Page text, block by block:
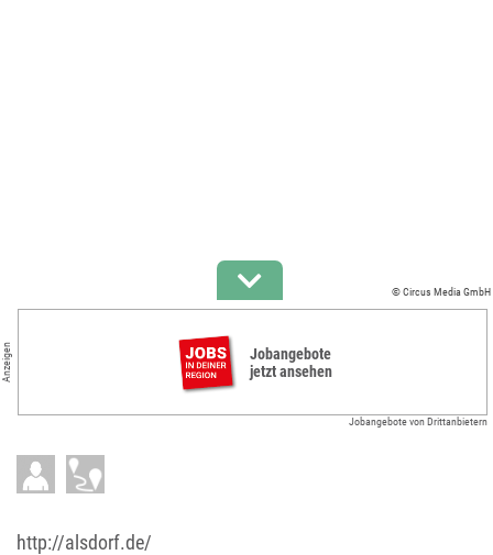
© Circus Media GmbH
Anzeigen
Jobangebote
jetzt ansehen
Jobangebote von Drittanbietern
http://alsdorf.de/